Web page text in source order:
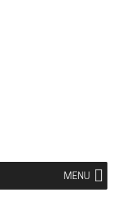
MENU